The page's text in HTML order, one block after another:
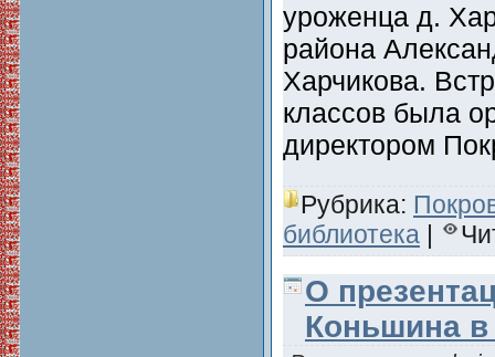
уроженца д.
района
Харчикова.
классов была
директором
Рубрика:
библиотека |
О
Коньшина